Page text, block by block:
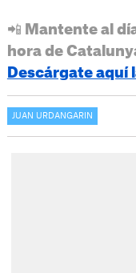
📲 Mantente al
hora de
Descárgate aquí
JUAN URDANGARIN